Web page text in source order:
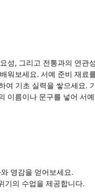
성, 그리고 전통과의 연관
워보세요. 서예 준비 재료
여 기초 실력을 쌓으세요.
이름이나 문구를 넣어 서
영감을 얻어보세요.
기의 수업을 제공합니다.